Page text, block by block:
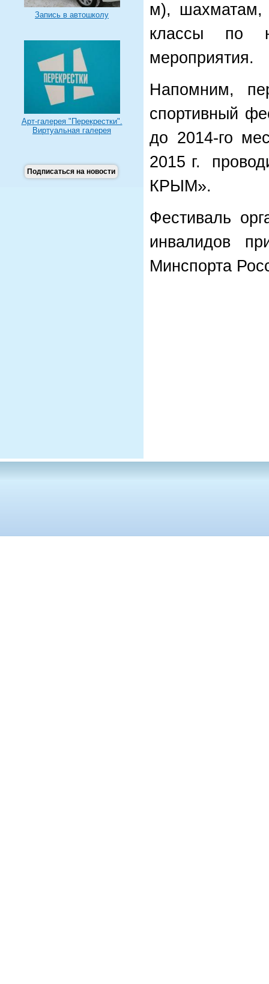
Запись в автошколу
Арт-галерея "Перекрестки".
Виртуальная галерея
Подписаться на новости
м), шахматам,
классы по
мероприятия.
Напомним,
спортивный
до 2014-го
2015 г.
КРЫМ».
Фестиваль
инвалидов
Минспорта